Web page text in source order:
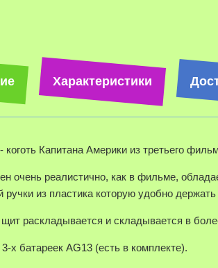
Характеристики
коготь Капитана Америки из третьего
очень реалистично, как в фильме,
ручки из пластика которую удобно
щит раскладывается и складывается в
х батареек AG13 (есть в комплекте).